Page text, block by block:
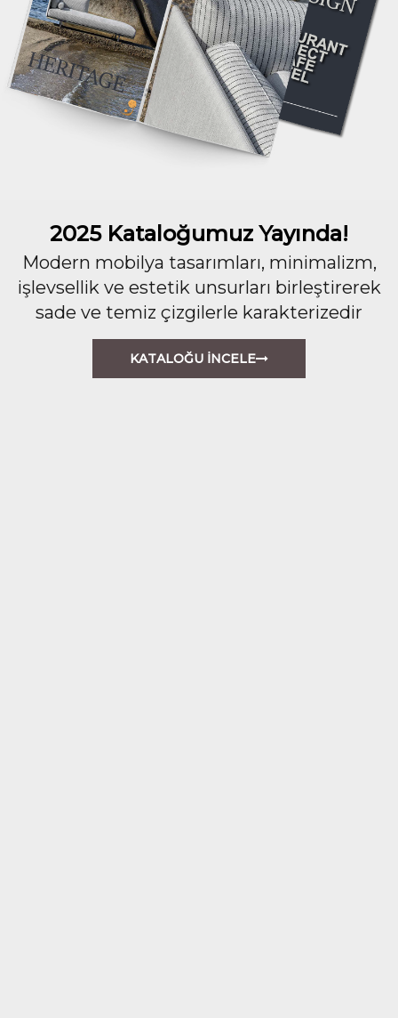
2025 Kataloğumuz Yayında!
Modern mobilya tasarımları, minimalizm,
işlevsellik ve estetik unsurları birleştirerek
sade ve temiz çizgilerle karakterizedir
KATALOĞU İNCELE